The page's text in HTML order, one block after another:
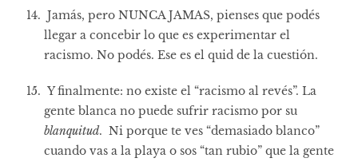
Jamás, pero NUNCA JAMAS, pienses que podés
llegar a concebir lo que es experimentar el
racismo. No podés. Ese es el quid de la cuestión.
Y finalmente: no existe el “racismo al revés”. La
gente blanca no puede sufrir racismo por su
blanquitud. Ni porque te ves “demasiado blanco”
cuando vas a la playa o sos “tan rubio” que la gente